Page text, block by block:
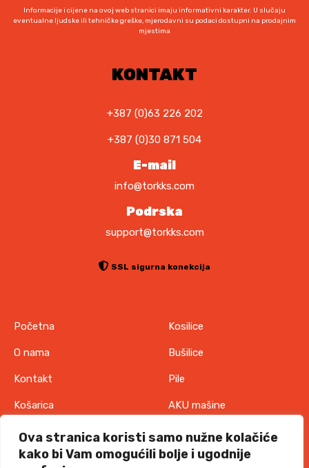
Ova stranica koristi samo nužne kolačiće
kako bi Vam omogućili bolje i ugodnije
Informacije i cijene na ovoj web stranici imaju informativni karakter. U slučaju
eventualne ljudske ili tehničke greške, mjerodavni su podaci dostupni na prodajnim
mjestima
KONTAKT
+387 (0)63 226 202
+387 (0)30 871 504
E-mail
info@torkks.com
Podrska
support@torkks.com
SSL sigurna konekcija
Početna
O nama
Kontakt
Košarica
Pravila o zaštiti
privatnosti
Kosilice
Bušilice
Pile
AKU mašine
IT oprema